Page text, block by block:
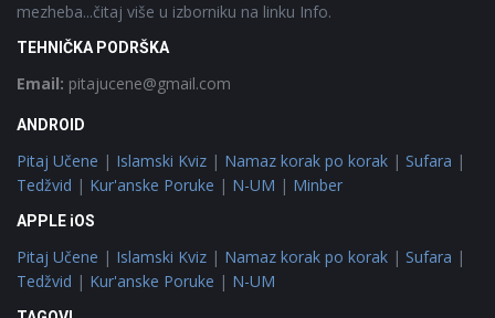
mezheba...čitaj više u izborniku na linku Info.
TEHNIČKA PODRŠKA
Email: pitajucene@gmail.com
ANDROID
Pitaj Učene | Islamski Kviz | Namaz korak po korak | Sufara |
Tedžvid | Kur'anske Poruke | N-UM | Minber
APPLE iOS
Pitaj Učene | Islamski Kviz | Namaz korak po korak | Sufara |
Tedžvid | Kur'anske Poruke | N-UM